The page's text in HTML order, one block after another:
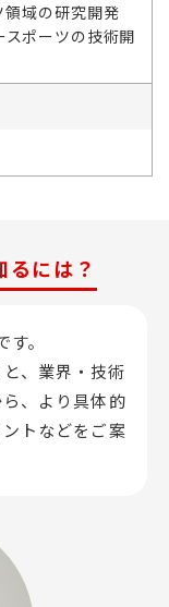
領域の研究開発
ポーツの技術開
には？
。
、業界・技術
、 より具体的
トなどをご案